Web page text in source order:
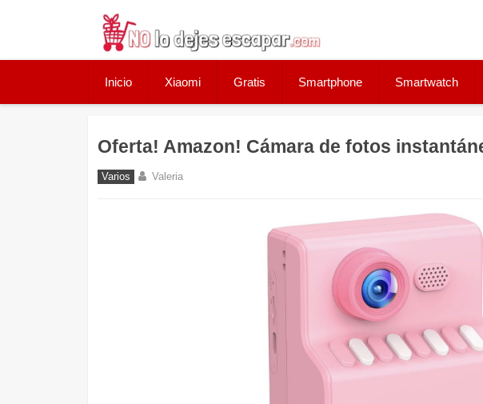
Inicio Xiaomi Gratis Smartphone Smartwatch
Oferta! Amazon! Cámara de fotos
Varios Valeria